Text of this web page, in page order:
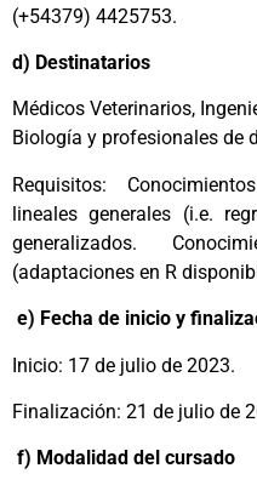
(+54379) 4425753.
d) Destinatarios
Médicos Veterinarios,
Biología y profesionales
Requisitos:
lineales generales (i.e.
generalizados.
(adaptaciones en R
e) Fecha de inicio y
Inicio: 17 de julio de 2023.
Finalización: 21 de julio de
f) Modalidad del cursado